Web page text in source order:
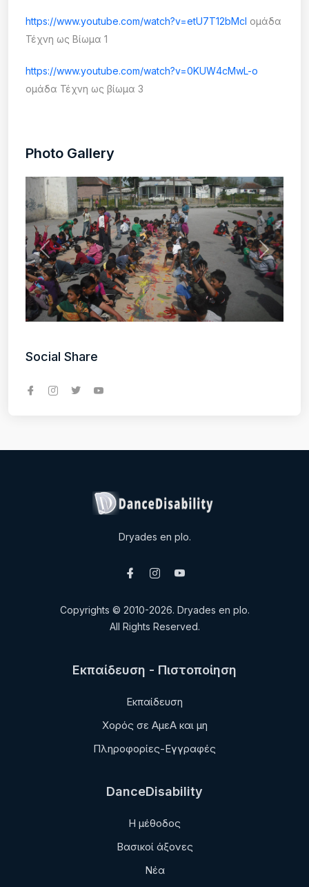
https://www.youtube.com/watch?v=etU7T12bMcI ομάδα
Τέχνη ως Βίωμα 1
https://www.youtube.com/watch?v=0KUW4cMwL-o
ομάδα Τέχνη ως βίωμα 3
Photo Gallery
Social Share
Dryades en plo.
Copyrights © 2010-2026. Dryades en plo.
All Rights Reserved.
Εκπαίδευση - Πιστοποίηση
Εκπαίδευση
Χορός σε ΑμεΑ και μη
Πληροφορίες-Εγγραφές
DanceDisability
Η μέθοδος
Βασικοί άξονες
Νέα